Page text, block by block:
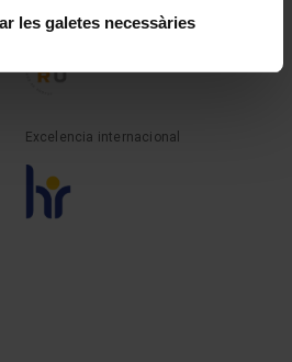
les galetes necessàries
Excelencia internacional